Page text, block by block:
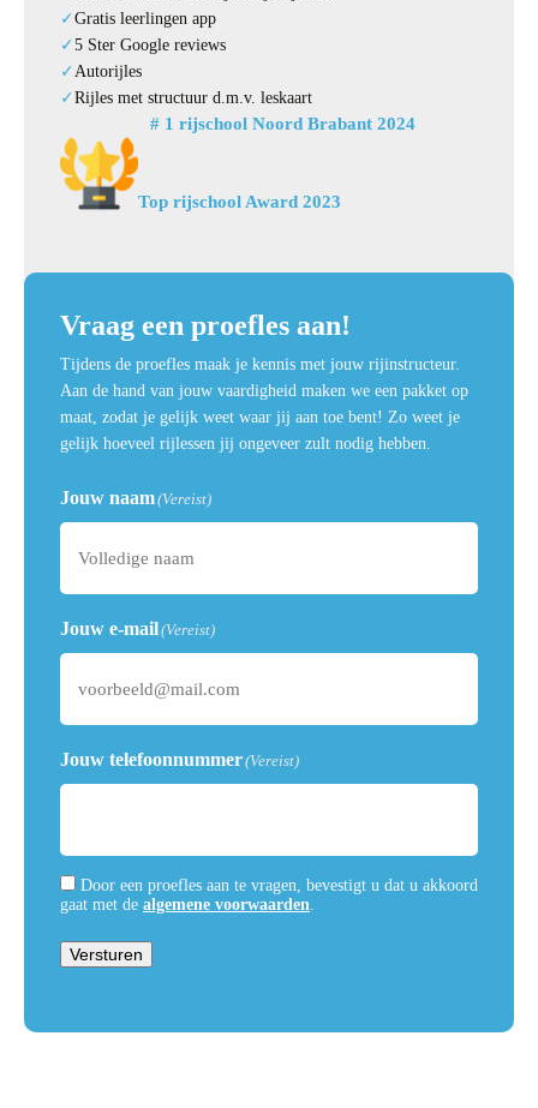
Vraag een proefles aan!
Tijdens de proefles maak je kennis met jouw rijinstructeur.
Aan de hand van jouw vaardigheid maken we een pakket op
maat, zodat je gelijk weet waar jij aan toe bent! Zo weet je
gelijk hoeveel rijlessen jij ongeveer zult nodig hebben.
Jouw naam(Vereist)
Jouw e-mail(Vereist)
Jouw telefoonnummer(Vereist)
Door een proefles aan te vragen, bevestigt u dat u akkoord
gaat met de algemene voorwaarden
Versturen
Gratis leerlingen app
5 Ster Google reviews
Autorijles
Rijles met structuur d.m.v. leskaart
# 1 rijschool Noord Brabant 2024
Top rijschool Award 2023